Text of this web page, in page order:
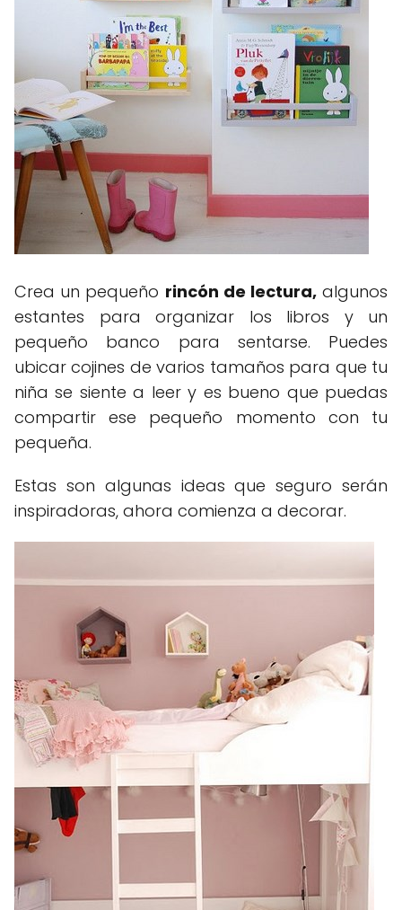
Crea un pequeño rincón de lectura,algunos
estantes para organizar los libros y un
pequeño banco para sentarse. Puedes
ubicar cojines de varios tamaños para que tu
niña se siente a leer y es bueno que puedas
compartir ese pequeño momento con tu
pequeña.
Estas son algunas ideas que seguro serán
inspiradoras, ahora comienza a decorar.